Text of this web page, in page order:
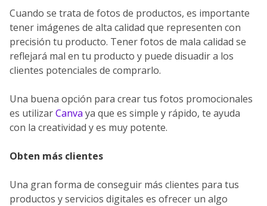
Cuando se trata de fotos de productos, es importante
tener imágenes de alta calidad que representen con
precisión tu producto. Tener fotos de mala calidad se
reflejará mal en tu producto y puede disuadir a los
clientes potenciales de comprarlo.
Una buena opción para crear tus fotos promocionales
es utilizarCanva ya que es simple y rápido, te ayuda
con la creatividad y es muy potente.
Obten más clientes
Una gran forma de conseguir más clientes para tus
productos y servicios digitales es ofrecer un algo